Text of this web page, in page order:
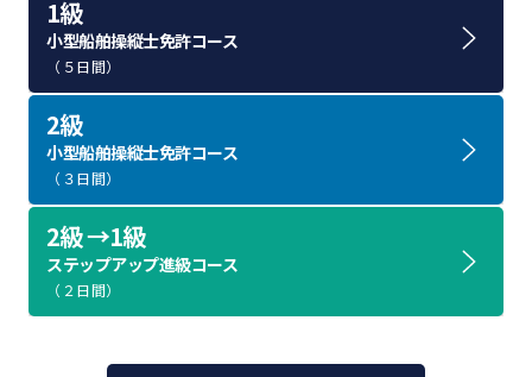
1級
小型船舶操縦士免許コース
（５日間）
2級
小型船舶操縦士免許コース
（３日間）
2級 →1級
ステップアップ進級コース
（２日間）